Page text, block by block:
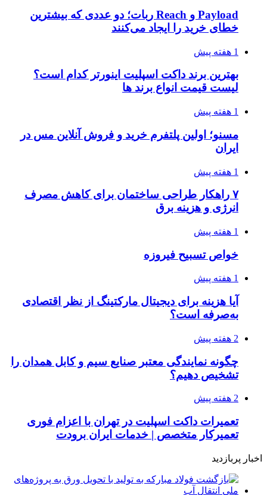
Payload و Reach ربات؛ دو عددی که بیشترین
خطای خرید را ایجاد می‌کنند
1 هفته پیش
بهترین برند داکت اسپلیت اینورتر کدام است؟
لیست قیمت انواع برند ها
1 هفته پیش
مسنو؛ اولین پلتفرم خرید و فروش آنلاین مس در
ایران
1 هفته پیش
۷ راهکار طراحی ساختمان برای کاهش مصرف
انرژی و هزینه برق
1 هفته پیش
خواص تسبیح فیروزه
1 هفته پیش
آیا هزینه برای دیجیتال مارکتینگ از نظر اقتصادی
به‌صرفه است؟
2 هفته پیش
چگونه نمایندگی معتبر صنایع سیم و کابل همدان را
تشخیص دهیم؟
2 هفته پیش
تعمیرات داکت اسپلیت در تهران با اعزام فوری
تعمیرکار متخصص | خدمات ایران برودت
اخبار پربازدید